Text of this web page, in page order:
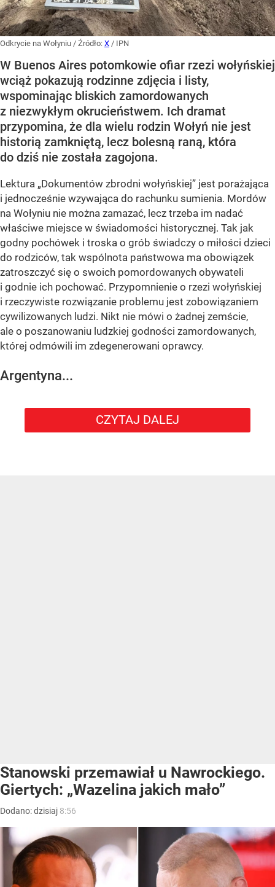
Odkrycie na Wołyniu / Źródło: X / IPN
W Buenos Aires potomkowie ofiar rzezi wołyńskiej
wciąż pokazują rodzinne zdjęcia i listy,
wspominając bliskich zamordowanych
z niezwykłym okrucieństwem. Ich dramat
przypomina, że dla wielu rodzin Wołyń nie jest
historią zamkniętą, lecz bolesną raną, która
do dziś nie została zagojona.
Lektura „Dokumentów zbrodni wołyńskiej” jest porażająca
i jednocześnie wzywająca do rachunku sumienia. Mordów
na Wołyniu nie można zamazać, lecz trzeba im nadać
właściwe miejsce w świadomości historycznej. Tak jak
godny pochówek i troska o grób świadczy o miłości dzieci
do rodziców, tak wspólnota państwowa ma obowiązek
zatroszczyć się o swoich pomordowanych obywateli
i godnie ich pochować. Przypomnienie o rzezi wołyńskiej
i rzeczywiste rozwiązanie problemu jest zobowiązaniem
cywilizowanych ludzi. Nikt nie mówi o żadnej zemście,
ale o poszanowaniu ludzkiej godności zamordowanych,
której odmówili im zdegenerowani oprawcy.
Argentyna...
CZYTAJ DALEJ
Stanowski przemawiał u Nawrockiego.
Giertych: „Wazelina jakich mało”
Dodano:dzisiaj 8:56